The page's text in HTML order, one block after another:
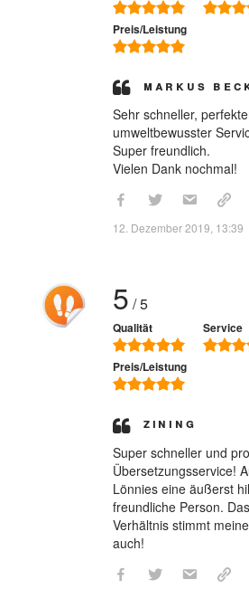
Preis/Leistung
Markus
Sehr schneller,
umweltbewusster
Super freundlich.
Vielen Dank nochmal!
12. Dezember 2019, 13:39
5 / 5
Qualität Service
Preis/Leistung
Zining
Super schneller und
Übersetzungsservice!
Lönnies eine äußerst
freundliche Person.
Verhältnis stimmt
auch!